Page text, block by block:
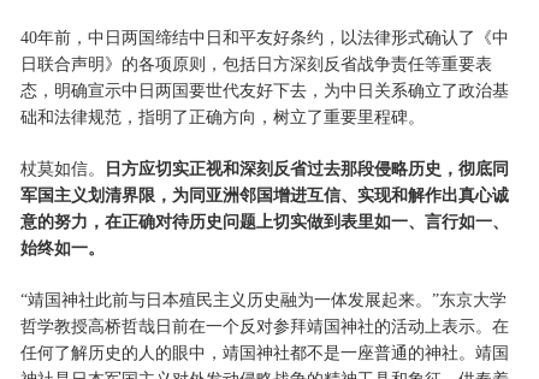
40年前，中日两国缔结中日和平友好条约，以法律形式确认了《中
日联合声明》的各项原则，包括日方深刻反省战争责任等重要表
态，明确宣示中日两国要世代友好下去，为中日关系确立了政治基
础和法律规范，指明了正确方向，树立了重要里程碑。
杖莫如信。
日方应切实正视和深刻反省过去那段侵略历史，彻底同
军国主义划清界限，为同亚洲邻国增进互信、实现和解作出真心诚
意的努力，在正确对待历史问题上切实做到表里如一、言行如一、
始终如一。
“靖国神社此前与日本殖民主义历史融为一体发展起来。”东京大学
哲学教授高桥哲哉日前在一个反对参拜靖国神社的活动上表示。在
任何了解历史的人的眼中，靖国神社都不是一座普通的神社。靖国